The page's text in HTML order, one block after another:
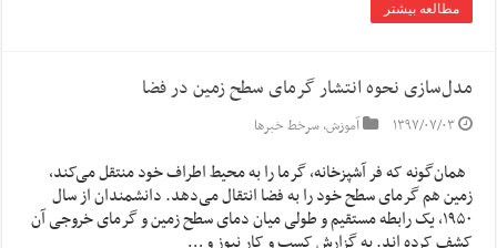
مطالعه بیشتر
مدل‌سازی نحوه انتشار گرمای سطح زمین در فضا
۱۳۹۷/۰۷/۰۳ آموزش,سرخط خبرها
همان‌گونه که فر آشپزخانه، گرما را به محیط اطراف خود منتقل می‌کند،
زمین هم گرمای سطح خود را به فضا انتقال می‌دهد. دانشمندان از سال
۱۹۵۰، یک رابطه مستقیم و طولی میان دمای سطح زمین و گرمای خروجی آن